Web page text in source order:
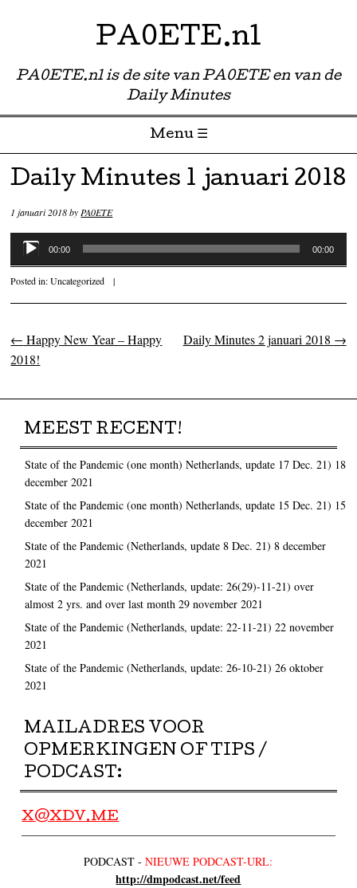
PA0ETE.nl
PA0ETE.nl is de site van PA0ETE en van de
Daily Minutes
Menu ☰
Skip to content
Daily Minutes 1 januari 2018
1 januari 2018byPA0ETE
Audiospeler
00:00 00:00
Posted in:Uncategorized |
Post navigation
← Happy New Year – Happy
2018!
Daily Minutes 2 januari 2018 →
MEEST RECENT!
State of the Pandemic (one month) Netherlands, update 17 Dec. 21) 18
december 2021
State of the Pandemic (one month) Netherlands, update 15 Dec. 21) 15
december 2021
State of the Pandemic (Netherlands, update 8 Dec. 21) 8 december
2021
State of the Pandemic (Netherlands, update: 26(29)-11-21) over
almost 2 yrs. and over last month 29 november 2021
State of the Pandemic (Netherlands, update: 22-11-21) 22 november
2021
State of the Pandemic (Netherlands, update: 26-10-21) 26 oktober
2021
MAILADRES VOOR
OPMERKINGEN OF TIPS /
PODCAST:
X@XDV.ME
PODCAST -NIEUWE PODCAST-URL:
http://dmpodcast.net/feed